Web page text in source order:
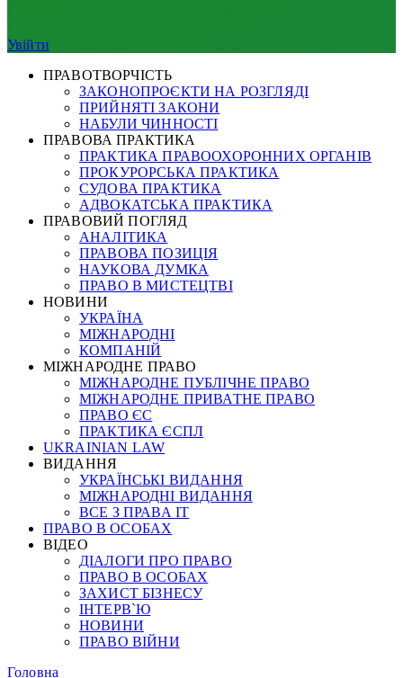
Увійти
ПРАВОТВОРЧІСТЬ
ЗАКОНОПРОЄКТИ НА РОЗГЛЯДІ
ПРИЙНЯТІ ЗАКОНИ
НАБУЛИ ЧИННОСТІ
ПРАВОВА ПРАКТИКА
ПРАКТИКА ПРАВООХОРОННИХ ОРГАНІВ
ПРОКУРОРСЬКА ПРАКТИКА
СУДОВА ПРАКТИКА
АДВОКАТСЬКА ПРАКТИКА
ПРАВОВИЙ ПОГЛЯД
АНАЛІТИКА
ПРАВОВА ПОЗИЦІЯ
НАУКОВА ДУМКА
ПРАВО В МИСТЕЦТВІ
НОВИНИ
УКРАЇНА
МІЖНАРОДНІ
КОМПАНІЙ
МІЖНАРОДНЕ ПРАВО
МІЖНАРОДНЕ ПУБЛІЧНЕ ПРАВО
МІЖНАРОДНЕ ПРИВАТНЕ ПРАВО
ПРАВО ЄС
ПРАКТИКА ЄСПЛ
UKRAINIAN LAW
ВИДАННЯ
УКРАЇНСЬКІ ВИДАННЯ
МІЖНАРОДНІ ВИДАННЯ
ВСЕ З ПРАВА ІТ
ПРАВО В ОСОБАХ
ВІДЕО
ДІАЛОГИ ПРО ПРАВО
ПРАВО В ОСОБАХ
ЗАХИСТ БІЗНЕСУ
ІНТЕРВ`Ю
НОВИНИ
ПРАВО ВІЙНИ
Головна